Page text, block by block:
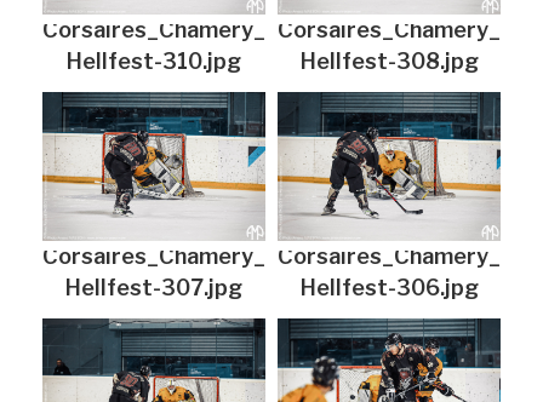
Corsaires_Chamery_
Hellfest-310.jpg
Corsaires_Chamery_
Hellfest-308.jpg
Corsaires_Chamery_
Hellfest-307.jpg
Corsaires_Chamery_
Hellfest-306.jpg